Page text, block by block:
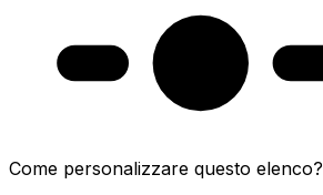
Come personalizzare questo elenco?